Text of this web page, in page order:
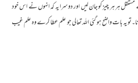
ہر ہر چیز کو جان لیں اور دوسرا یہ کہ انہوں نے اس خود
یہ بات واضح ہو گئی اللہ تعالی جو علم عطا کرے وہ علم غیب